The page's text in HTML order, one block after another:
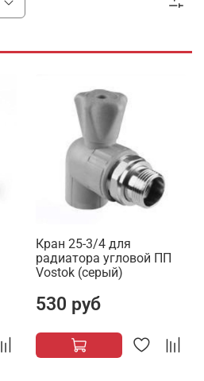
Кран 25-3/4 для
радиатора угловой ПП
Vostok (серый)
530 руб